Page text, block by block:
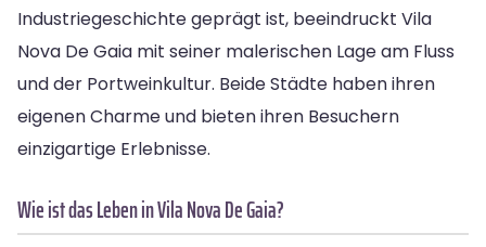
Industriegeschichte geprägt ist, beeindruckt Vila
Nova De Gaia mit seiner malerischen Lage am Fluss
und der Portweinkultur. Beide Städte haben ihren
eigenen Charme und bieten ihren Besuchern
einzigartige Erlebnisse.
Wie ist das Leben in Vila Nova De Gaia?